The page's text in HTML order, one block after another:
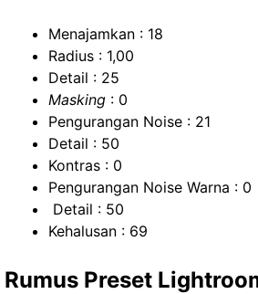
Menajamkan : 18
Radius : 1,00
Detail : 25
Masking : 0
Pengurangan Noise : 21
Detail : 50
Kontras : 0
Pengurangan Noise Warna : 0
Detail : 50
Kehalusan : 69
Rumus Preset